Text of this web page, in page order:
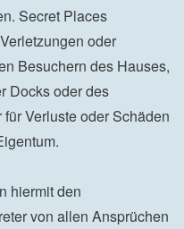
Secret Places
oder
Besuchern des Hauses,
Docks oder des
Verluste oder Schäden
hiermit den
von allen Ansprüchen